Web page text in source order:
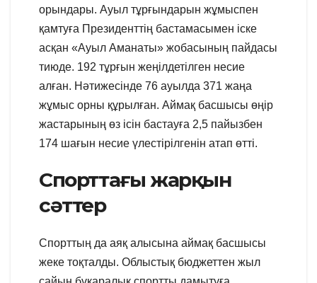
орындары. Ауыл тұрғындарын жұмыспен
қамтуға Президенттің бастамасымен іске
асқан «Ауыл Аманаты» жобасының пайдасы
тиюде. 192 тұрғын жеңілдетілген несие
алған. Нәтижесінде 76 ауылда 371 жаңа
жұмыс орны құрылған. Аймақ басшысы өңір
жастарының өз ісін бастауға 2,5 пайызбен
174 шағын несие үлестірілгенін атап өтті.
Спорттағы жарқын
сәттер
Спорттың да аяқ алысына аймақ басшысы
жеке тоқталды. Облыстық бюджеттен жыл